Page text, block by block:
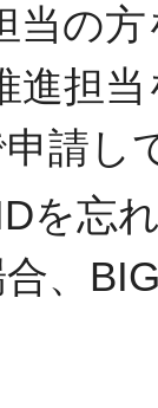
当の
進担
請し
を忘
、